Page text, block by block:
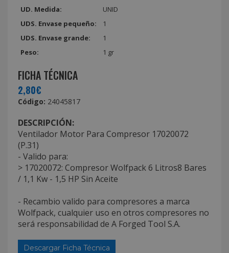
UD. Medida:
UNID
UDS. Envase pequeño:
1
UDS. Envase grande:
1
Peso:
1 gr
FICHA TÉCNICA
2,80€
Código: 24045817
DESCRIPCIÓN:
Ventilador Motor Para Compresor 17020072
(P.31)
- Valido para:
> 17020072: Compresor Wolfpack 6 Litros8 Bares
/ 1,1 Kw - 1,5 HP Sin Aceite
- Recambio valido para compresores a marca
Wolfpack, cualquier uso en otros compresores no
será responsabilidad de A Forged Tool S.A.
Descargar Ficha Técnica